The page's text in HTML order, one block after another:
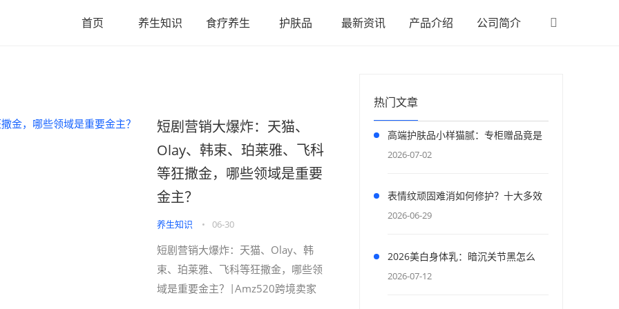
首页 养生知识 食疗养生 护肤品 最新资讯 产品介绍 公司简介
短剧营销大爆炸：天猫、
Olay、韩束、珀莱雅、飞科
等狂撒金，哪些领域是重要
金主？
养生知识 • 06-30
短剧营销大爆炸：天猫、Olay、韩
束、珀莱雅、飞科等狂撒金，哪些领
域是重要金主？|Amz520跨境卖家
热门文章
高端护肤品小样猫腻：专柜赠品竟是
低成本引流陷阱
2026-07-02
表情纹顽固难消如何修护？十大多效
抗皱面膜，舒缓纹路紧致面部线条
2026-06-29
2026美白身体乳：暗沉关节黑怎么
破？后唐印记烟酰胺焕亮
2026-07-12